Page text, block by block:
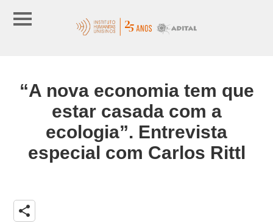
“A nova economia tem que
estar casada com a
ecologia”. Entrevista
especial com Carlos Rittl
share